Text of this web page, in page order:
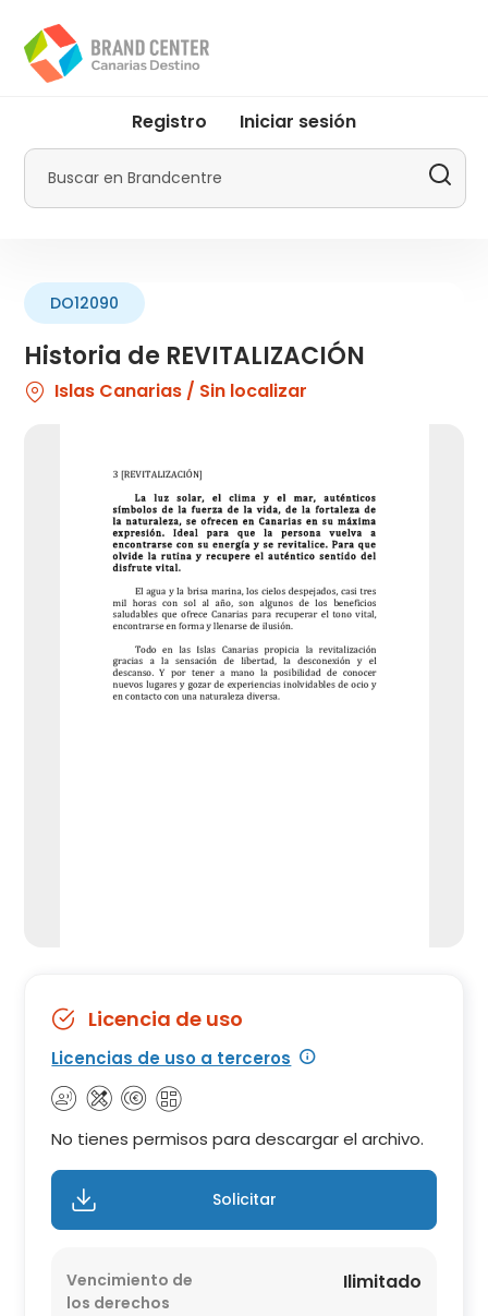
contenido
principal
menu
Promotur
Registro Iniciar sesión
Buscar
Historia de REVITALIZACIÓN
DO12090
Islas Canarias / Sin localizar
Licencia de uso
Licencias de uso a terceros
No tienes permisos para descargar el archivo.
Solicitar
Vencimiento de
los derechos
Ilimitado